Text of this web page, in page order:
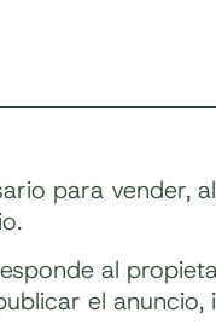
para vender,
al
el anuncio,